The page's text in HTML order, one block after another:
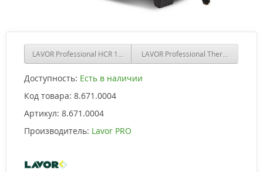
LAVOR Professional HCR 1211 LP RALAVOR Professional Thermic 5 H (с
Доступность: Есть в наличии
Код товара: 8.671.0004
Артикул: 8.671.0004
Производитель: Lavor PRO